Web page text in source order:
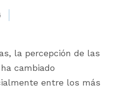
la percepción de las
ha cambiado
entre los más